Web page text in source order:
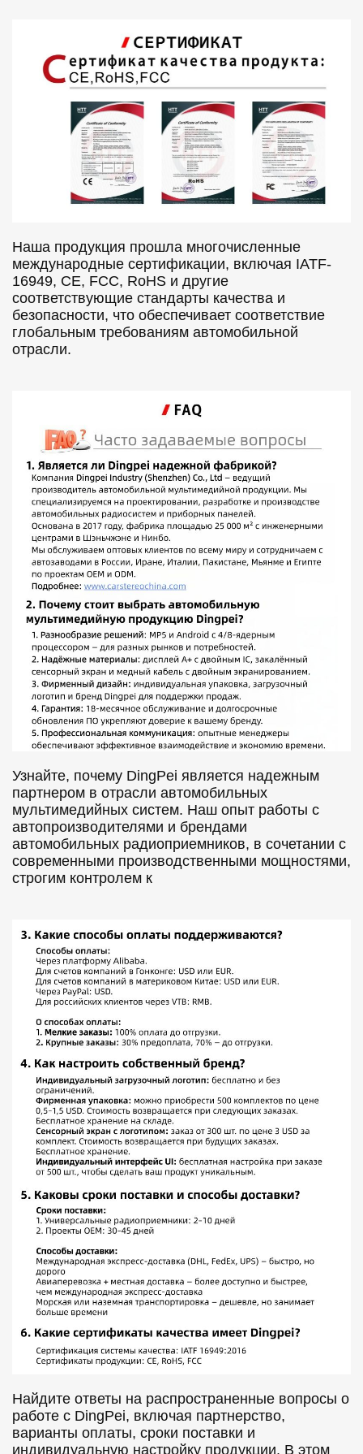
Наша продукция прошла многочисленные
международные сертификации, включая IATF-
16949, CE, FCC, RoHS и другие
соответствующие стандарты качества и
безопасности, что обеспечивает соответствие
глобальным требованиям автомобильной
отрасли.
Узнайте, почему DingPei является надежным
партнером в отрасли автомобильных
мультимедийных систем. Наш опыт работы с
автопроизводителями и брендами
автомобильных радиоприемников, в сочетании с
современными производственными мощностями,
строгим контролем к
Найдите ответы на распространенные вопросы о
работе с DingPei, включая партнерство,
варианты оплаты, сроки поставки и
индивидуальную настройку продукции. В этом